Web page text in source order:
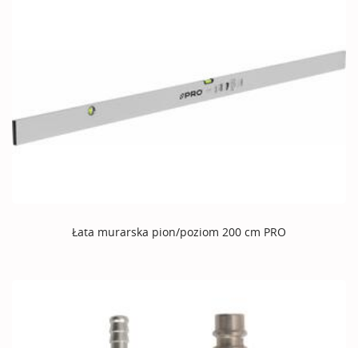
Łata murarska pion/poziom 200 cm PRO